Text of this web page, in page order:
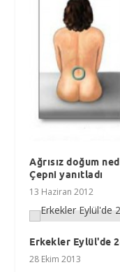
Ağrısız doğum
Çepni yanıtladı
13 Haziran 2012
Erkekler Eylül'de
28 Ekim 2013